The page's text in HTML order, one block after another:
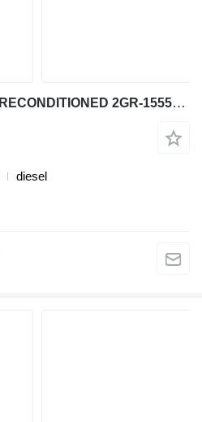
Motor Caterpillar 3508B RECONDITIONED 2GR-1555556 na dieselového generátora
diesel